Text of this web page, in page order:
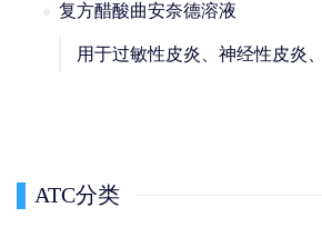
复方醋酸曲安奈德溶液
用于过敏性皮炎、神经性皮炎
ATC分类